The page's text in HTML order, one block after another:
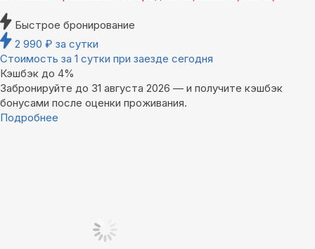
Быстрое бронирование
2 990 ₽ за сутки
Стоимость за 1 сутки при заезде сегодня
Кэшбэк до 4%
Забронируйте до 31 августа 2026 — и получите кэшбэк
бонусами после оценки проживания.
Подробнее